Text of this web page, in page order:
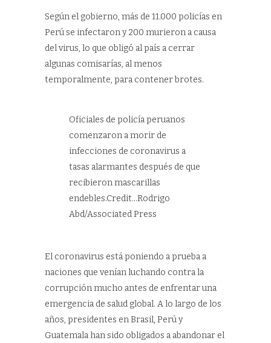
Según el gobierno, más de 11.000 policías en
Perú se infectaron y 200 murieron a causa
del virus, lo que obligó al país a cerrar
algunas comisarías, al menos
temporalmente, para contener brotes.
Oficiales de policía peruanos
comenzaron a morir de
infecciones de coronavirus a
tasas alarmantes después de que
recibieron mascarillas
endebles.Credit…Rodrigo
Abd/Associated Press
El coronavirus está poniendo a prueba a
naciones que venían luchando contra la
corrupción mucho antes de enfrentar una
emergencia de salud global. A lo largo de los
años, presidentes en Brasil, Perú y
Guatemala han sido obligados a abandonar el